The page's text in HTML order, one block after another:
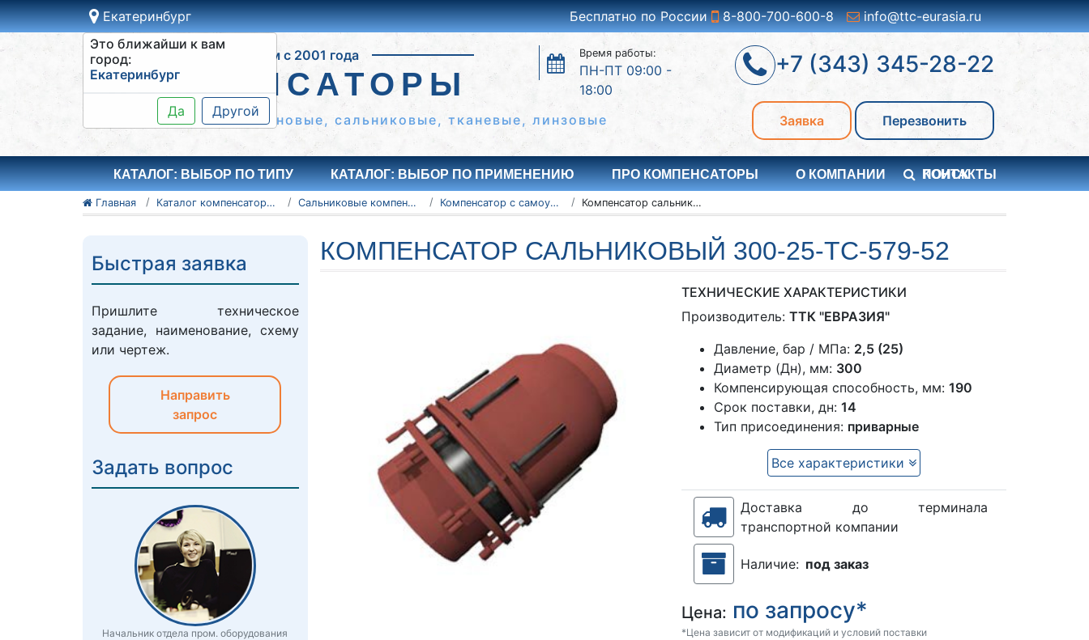
Екатеринбург
Это ближайши к вам
город:
Екатеринбург
Да Другой
Бесплатно по России 8-800-700-600-8 info@ttc-eurasia.ru
Работаем с 2001 года
КОМПЕНСАТОРЫ
Время работы:
ПН-ПТ 09:00 -
18:00
Сильфонные КСО, резиновые, сальниковые, тканевые, линзовые
+7 (343) 345-28-22
Заявка Перезвонить
КАТАЛОГ: ВЫБОР ПО ТИПУ КАТАЛОГ: ВЫБОР ПО ПРИМЕНЕНИЮ ПРО КОМПЕНСАТОРЫ О КОМПАНИИ КОНТАКТЫ
ПОИСК
Главная Каталог компенсаторов Сальниковые компенсаторы Компенсатор с самоуплотняющим устройством - серия 5.903-13 Компенсатор сальниковый 300-25-TC-579-52
КОМПЕНСАТОР САЛЬНИКОВЫЙ 300-25-TC-579-52
ТЕХНИЧЕСКИЕ ХАРАКТЕРИСТИКИ
Производитель:ТТК "ЕВРАЗИЯ"
Давление, бар / МПа: 2,5 (25)
Диаметр (Дн), мм: 300
Компенсирующая способность, мм:190
Срок поставки, дн:14
Тип присоединения: приварные
Все характеристики
Доставка до терминала
транспортной компании
Наличие: под заказ
Цена: по запросу*
*Цена зависит от модификаций и условий поставки
Быстрая заявка
Пришлите техническое
задание, наименование, схему
или чертеж.
Направить
запрос
Задать вопрос
Начальник отдела пром. оборудования